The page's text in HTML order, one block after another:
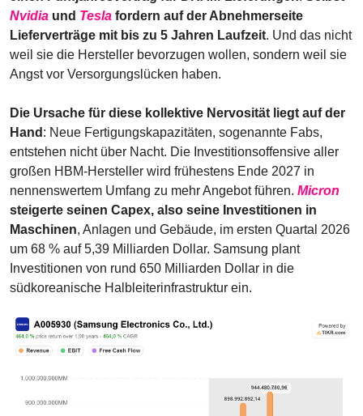
Nvidia und Tesla fordern auf der Abnehmerseite
Lieferverträge mit bis zu 5 Jahren Laufzeit. Und das nicht
weil sie die Hersteller bevorzugen wollen, sondern weil sie
Angst vor Versorgungslücken haben.
Die Ursache für diese kollektive Nervosität liegt auf der
Hand : Neue Fertigungskapazitäten, sogenannte Fabs,
entstehen nicht über Nacht. Die Investitionsoffensive aller
großen HBM-Hersteller wird frühestens Ende 2027 in
nennenswertem Umfang zu mehr Angebot führen. Micron
steigerte seinen Capex, also seine Investitionen in
Maschinen, Anlagen und Gebäude, im ersten Quartal 2026
um 68 % auf 5,39 Milliarden Dollar. Samsung plant
Investitionen von rund 650 Milliarden Dollar in die
südkoreanische Halbleiterinfrastruktur ein.